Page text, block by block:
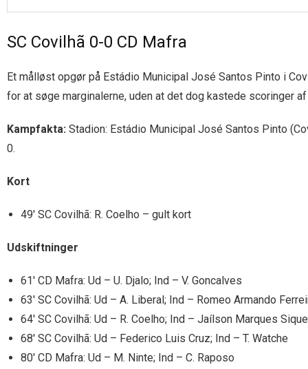
SC Covilhã 0-0 CD Mafra
Et målløst opgør på Estádio Municipal José Santos Pinto i
for at søge marginalerne, uden at det dog kastede scoringer
Kampfakta: Stadion: Estádio Municipal José Santos Pinto
0.
Kort
49′ SC Covilhã: R. Coelho – gult kort
Udskiftninger
61′ CD Mafra: Ud – U. Djalo; Ind – V. Goncalves
63′ SC Covilhã: Ud – A. Liberal; Ind – Romeo Armando
64′ SC Covilhã: Ud – R. Coelho; Ind – Jaílson Marques
68′ SC Covilhã: Ud – Federico Luis Cruz; Ind – T. Watche
80′ CD Mafra: Ud – M. Ninte; Ind – C. Raposo